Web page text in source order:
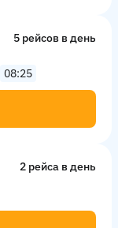
5 рейсов в день
08:25
2 рейсa в день